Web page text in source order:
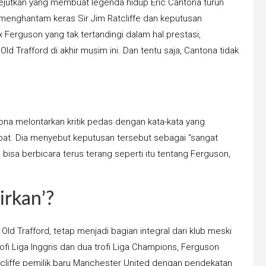
yang membuat legenda hidup Eric Cantona turun
keras Sir Jim Ratcliffe dan keputusan
yang tak tertandingi dalam hal prestasi,
Trafford di akhir musim ini. Dan tentu saja, Cantona tidak
melontarkan kritik pedas dengan kata-kata yang
Dia menyebut keputusan tersebut sebagai “sangat
bisa berbicara terus terang seperti itu tentang Ferguson,
Trafford, tetap menjadi bagian integral dari klub meski
Liga Inggris dan dua trofi Liga Champions, Ferguson
pemilik baru Manchester United dengan pendekatan